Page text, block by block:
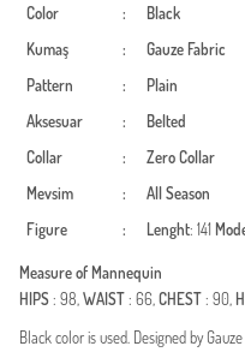
Color :
Black
Kumaş
:
Gauze Fabric
Pattern
:
Plain
Aksesuar
:
Belted
Collar
:
Zero Collar
Mevsim
:
All Season
Figure
: Lenght: 141
Measure of Mannequin
HIPS: 98,WAIST: 66,CHEST: 90,
Black color is used. Designed by